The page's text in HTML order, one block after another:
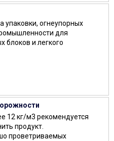
упаковки, огнеупорных
для
блоков и легкого
12 кг/м3 рекомендуется
продукт.
проветриваемых